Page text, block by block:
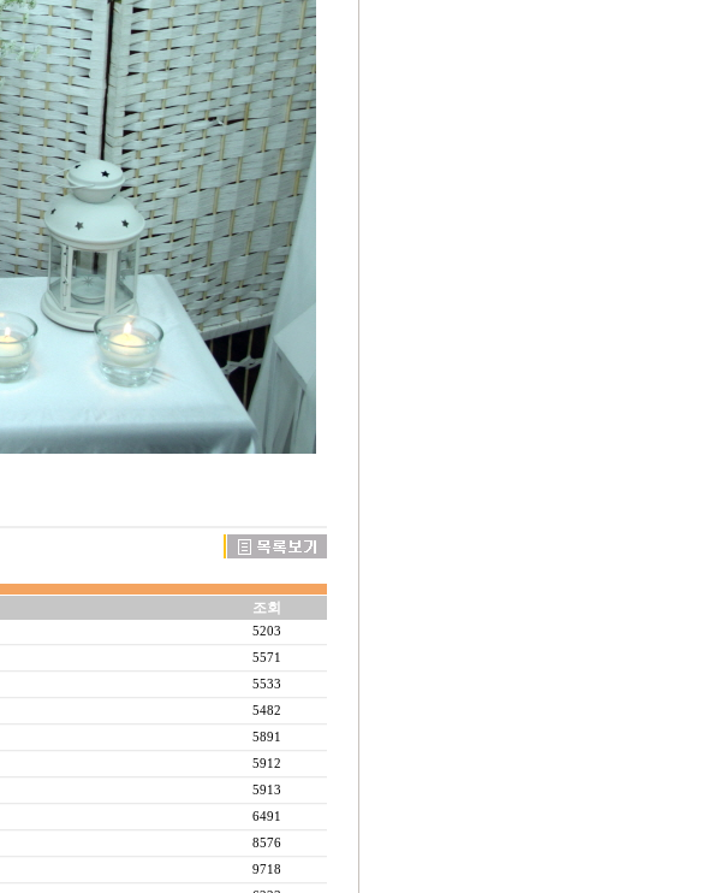
조회
5203
5571
5533
5482
5891
5912
5913
6491
8576
9718